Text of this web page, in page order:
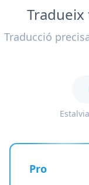
Traducció
Pro